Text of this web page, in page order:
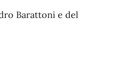
Barattoni e del